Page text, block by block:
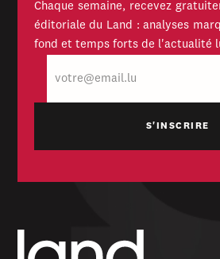
Chaque semaine, recevez
éditoriale du Land : analyses
fond et temps forts de l'actualité
mail